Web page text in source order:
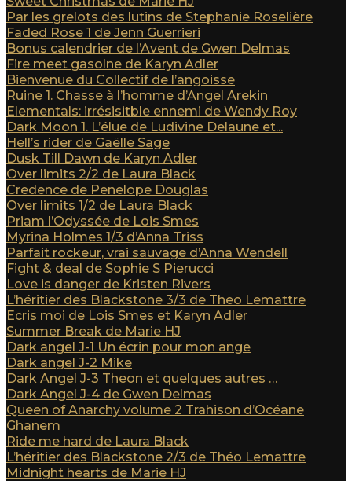
Par les grelots des lutins de Stephanie Roselière
Faded Rose 1 de Jenn Guerrieri
Bonus calendrier de l’Avent de Gwen Delmas
Fire meet gasolne de Karyn Adler
Bienvenue du Collectif de l’angoisse
Ruine 1. Chasse à l’homme d’Angel Arekin
Elementals: irrésisitble ennemi de Wendy Roy
Dark Moon 1. L’élue de Ludivine Delaune et...
Hell’s rider de Gaëlle Sage
Dusk Till Dawn de Karyn Adler
Over limits 2/2 de Laura Black
Credence de Penelope Douglas
Over limits 1/2 de Laura Black
Priam l’Odyssée de Lois Smes
Myrina Holmes 1/3 d’Anna Triss
Parfait rockeur, vrai sauvage d’Anna Wendell
Fight & deal de Sophie S Pierucci
Love is danger de Kristen Rivers
L’héritier des Blackstone 3/3 de Theo Lemattre
Ecris moi de Lois Smes et Karyn Adler
Summer Break de Marie HJ
Dark angel J-1 Un écrin pour mon ange
Dark angel J-2 Mike
Dark Angel J-3 Theon et quelques autres …
Dark Angel J-4 de Gwen Delmas
Queen of Anarchy volume 2 Trahison d’Océane
Ghanem
Ride me hard de Laura Black
L’héritier des Blackstone 2/3 de Théo Lemattre
Midnight hearts de Marie HJ